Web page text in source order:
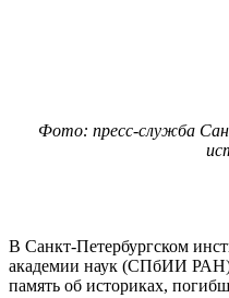
Фото: пресс-служба
В Санкт-Петербургском
академии наук (СПбИИ
память об историках,